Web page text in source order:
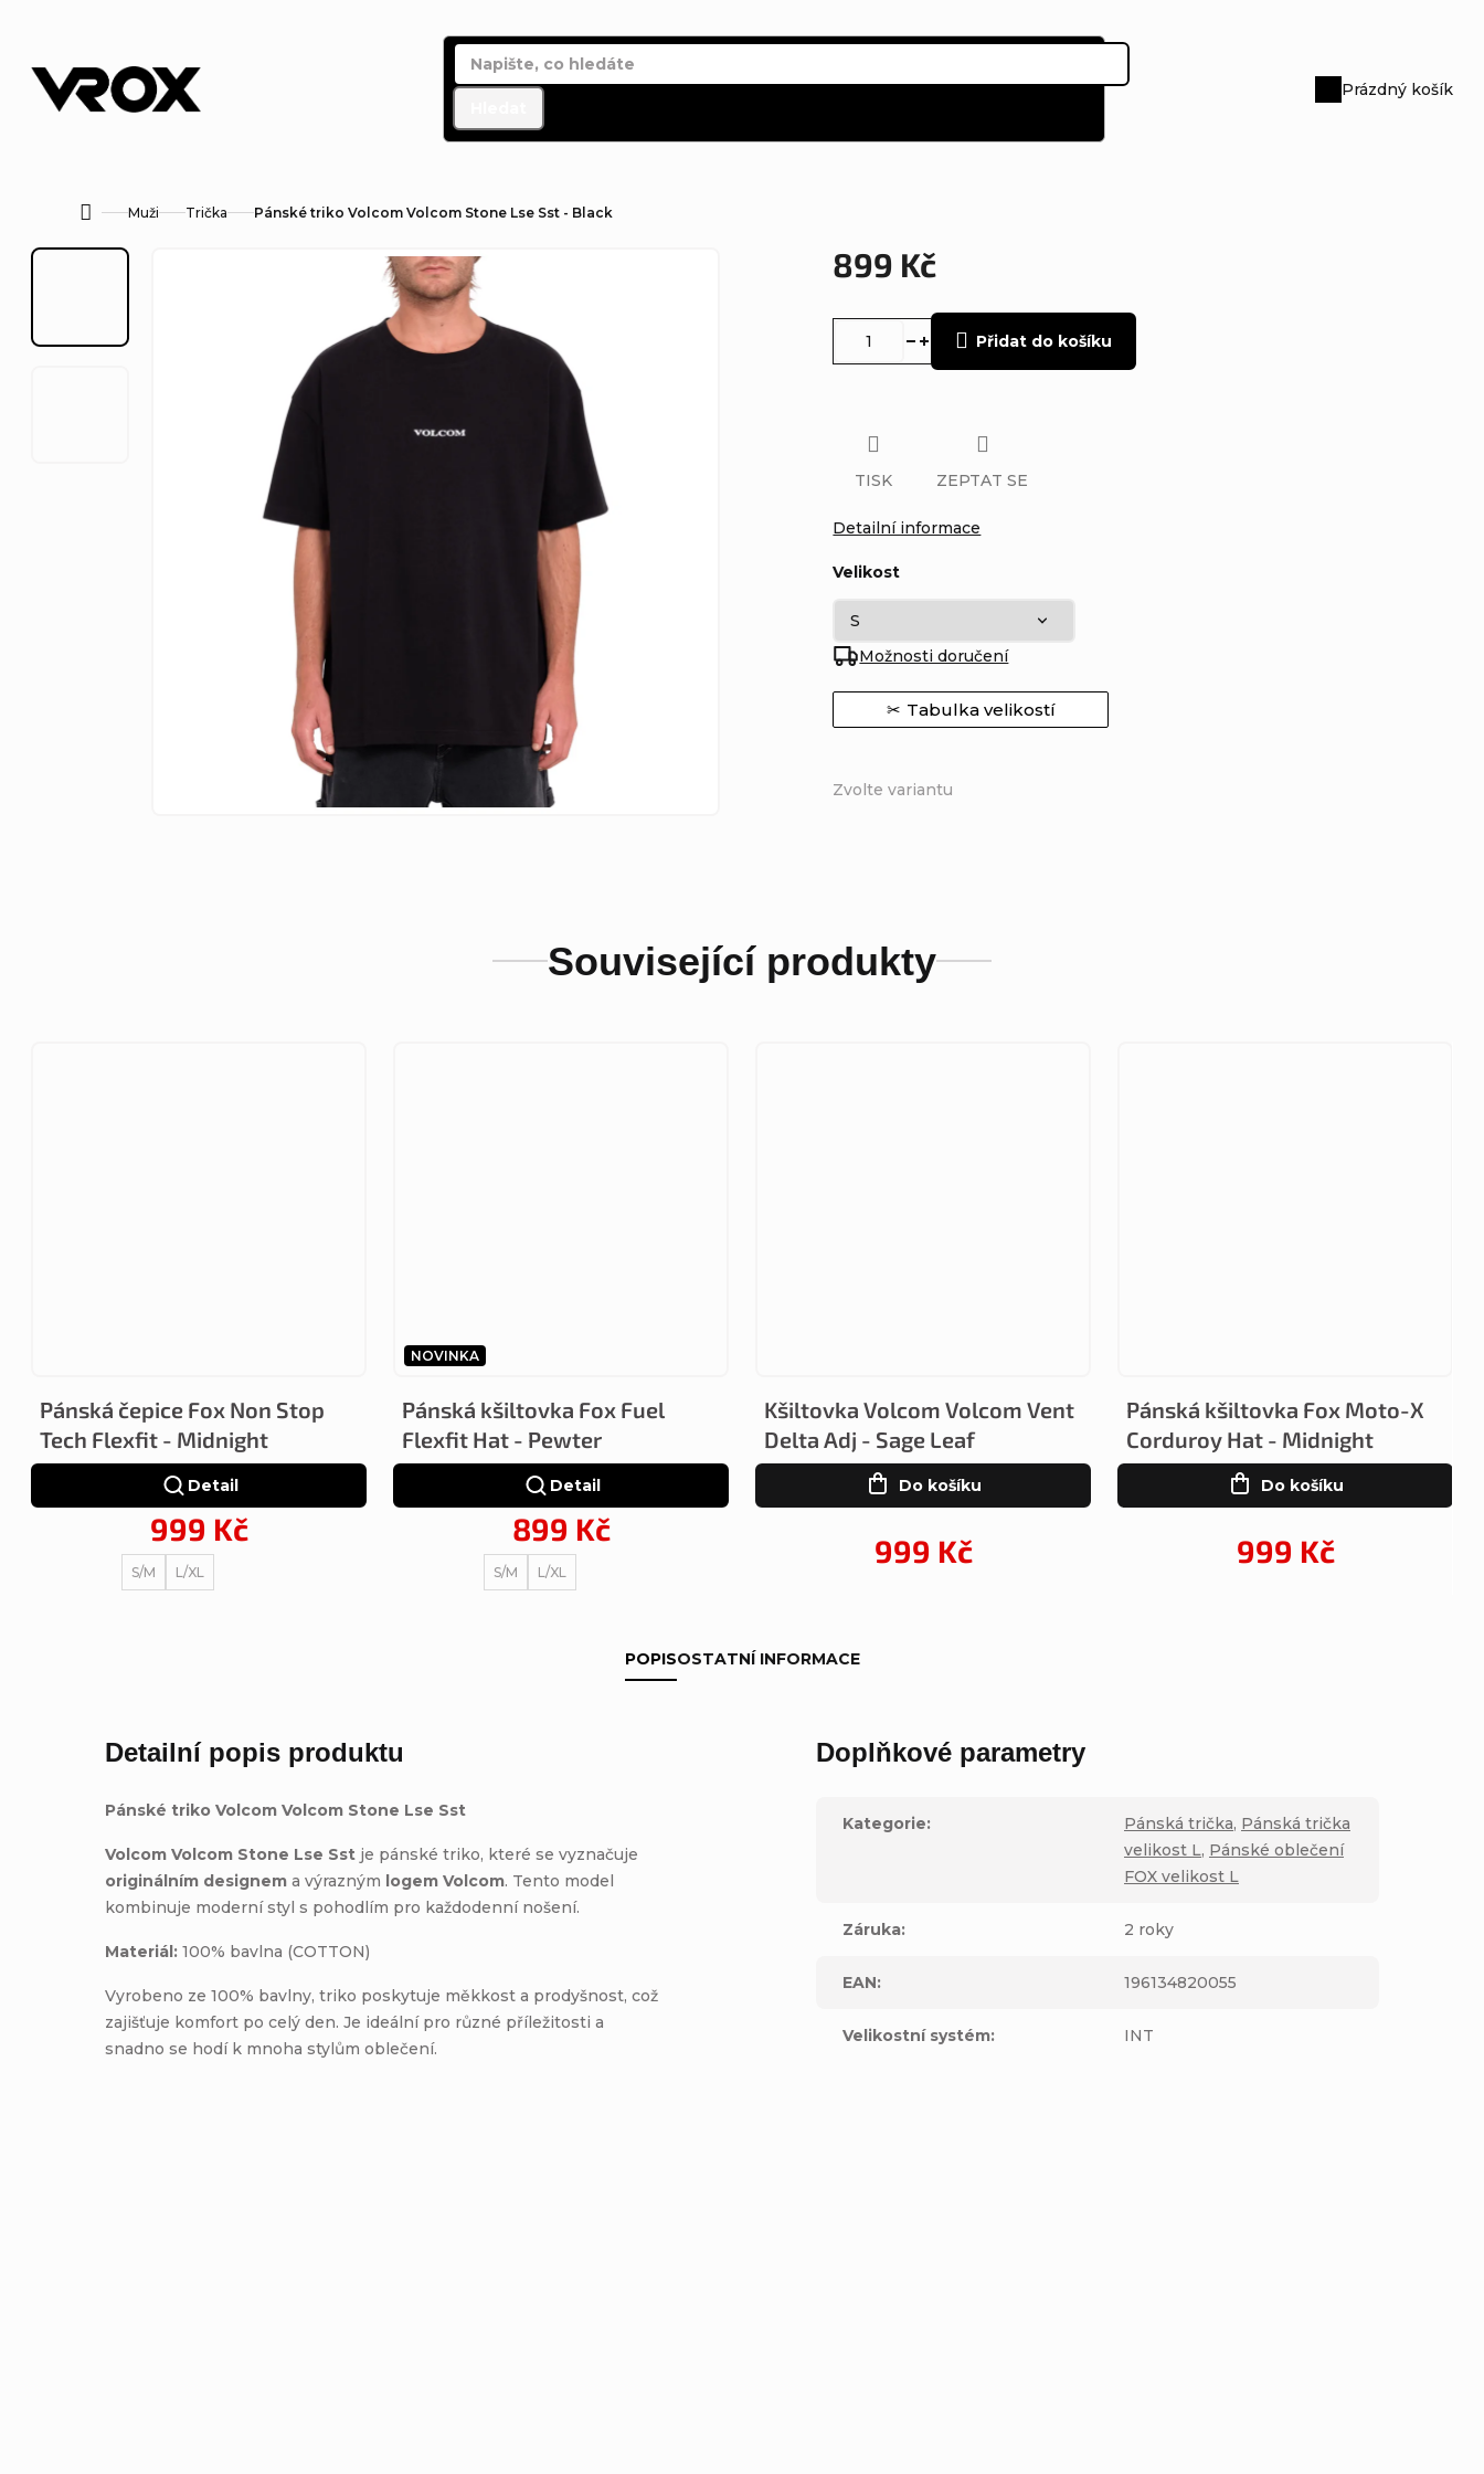
obsah
Nákupní
Prázdný košík
DomůMuži Trička Pánské triko Volcom Volcom Stone Lse Sst - Black
899 Kč
Zvolte variantu
Velikost
Možnosti doručení
Tabulka velikostí
Přidat do košíku
Detailní informace
TISK ZEPTAT SE
Související produkty
Pánská čepice Fox Non Stop
Tech Flexfit - Midnight
999 Kč
Detail
S/M L/XL
NOVINKA
Pánská kšiltovka Fox Fuel
Flexfit Hat - Pewter
899 Kč
Detail
S/M L/XL
Kšiltovka Volcom Volcom Vent
Delta Adj - Sage Leaf
999 Kč
Do košíku
Pánská kšiltovka Fox Moto-X
Corduroy Hat - Midnight
999 Kč
Do košíku
POPISOSTATNÍ INFORMACE
Detailní popis produktu
Pánské triko Volcom Volcom Stone Lse Sst
Volcom Volcom Stone Lse Sst je pánské triko, které se vyznačuje
originálním designem a výrazným logem Volcom. Tento model
kombinuje moderní styl s pohodlím pro každodenní nošení.
Materiál: 100% bavlna (COTTON)
Vyrobeno ze 100% bavlny, triko poskytuje měkkost a prodyšnost, což
zajišťuje komfort po celý den. Je ideální pro různé příležitosti a
snadno se hodí k mnoha stylům oblečení.
Doplňkové parametry
Kategorie: Pánská trička, Pánská trička
velikost L, Pánské oblečení
FOX velikost L
Záruka: 2 roky
EAN: 196134820055
Velikostní systém: INT